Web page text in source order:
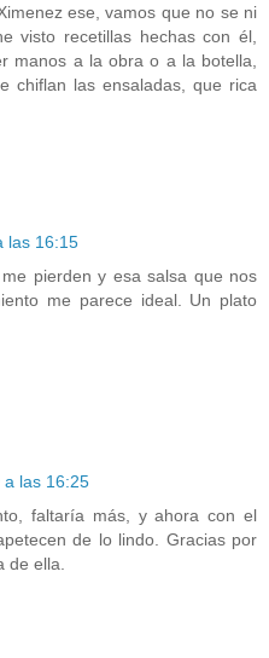
ese, vamos que no se ni
visto recetillas hechas con él,
manos a la obra o a la botella,
chiflan las ensaladas, que rica
las 16:15
pierden y esa salsa que nos
me parece ideal. Un plato
las 16:25
faltaría más, y ahora con el
de lo lindo. Gracias por
de ella.